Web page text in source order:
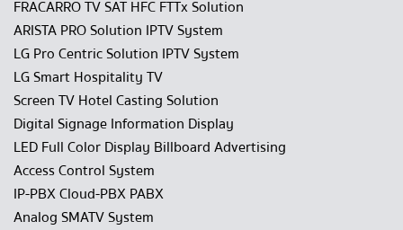
FRACARRO TV SAT HFC FTTx Solution
ARISTA PRO Solution IPTV System
LG Pro Centric Solution IPTV System
LG Smart Hospitality TV
Screen TV Hotel Casting Solution
Digital Signage Information Display
LED Full Color Display Billboard Advertising
Access Control System
IP-PBX Cloud-PBX PABX
Analog SMATV System